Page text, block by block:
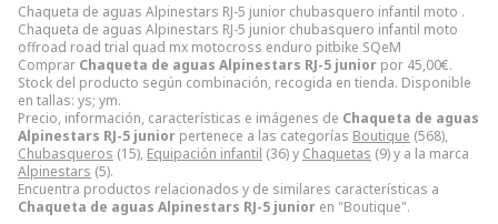
Chaqueta de aguas Alpinestars RJ-5 junior chubasquero infantil moto .
Chaqueta de aguas Alpinestars RJ-5 junior chubasquero infantil moto
offroad road trial quad mx motocross enduro pitbike SQeM
Comprar Chaqueta de aguas Alpinestars RJ-5 junior por 45,00€.
Stock del producto según combinación, recogida en tienda. Disponible
en tallas: ys; ym.
Precio, información, características e imágenes de Chaqueta de aguas
Alpinestars RJ-5 junior pertenece a las categorías Boutique (568),
Chubasqueros (15), Equipación infantil (36) y Chaquetas (9) y a la marca
Alpinestars (5).
Encuentra productos relacionados y de similares características a
Chaqueta de aguas Alpinestars RJ-5 junior en "Boutique".